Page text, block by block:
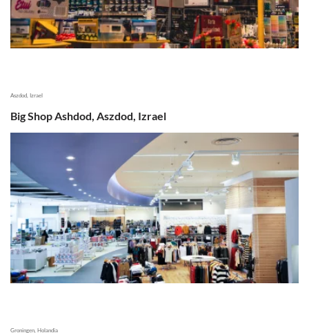
Aszdod, Izrael
Big Shop Ashdod, Aszdod, Izrael
Groningen, Holandia